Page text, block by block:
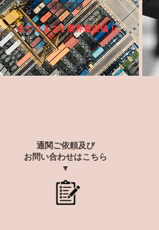
​通関業務
全てコミコミ業界最安値！
通関ご依頼及び
​お問い合わせはこちら
▼